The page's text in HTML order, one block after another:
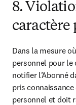
8.
caractère
Dans la mesure
personnel pour le
notifier l’Abonné
pris
personnel et doit